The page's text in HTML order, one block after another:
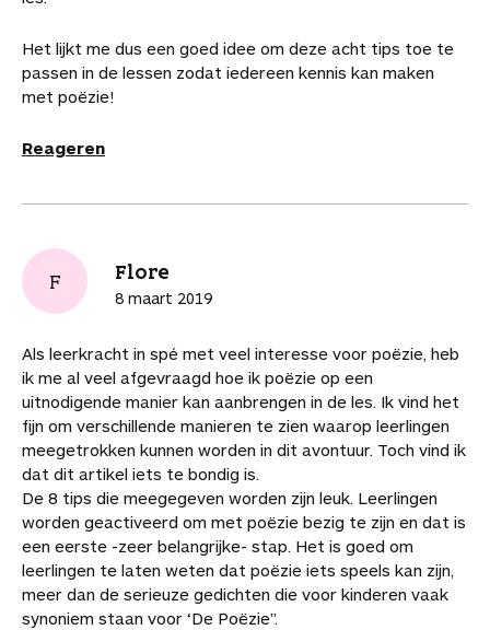
Het lijkt me dus een goed idee om deze acht tips toe te
passen in de lessen zodat iedereen kennis kan maken
met poëzie!
Reageren
F Flore
8 maart 2019
Als leerkracht in spé met veel interesse voor poëzie, heb
ik me al veel afgevraagd hoe ik poëzie op een
uitnodigende manier kan aanbrengen in de les. Ik vind het
fijn om verschillende manieren te zien waarop leerlingen
meegetrokken kunnen worden in dit avontuur. Toch vind ik
dat dit artikel iets te bondig is.
De 8 tips die meegegeven worden zijn leuk. Leerlingen
worden geactiveerd om met poëzie bezig te zijn en dat is
een eerste -zeer belangrijke- stap. Het is goed om
leerlingen te laten weten dat poëzie iets speels kan zijn,
meer dan de serieuze gedichten die voor kinderen vaak
synoniem staan voor ‘De Poëzie”.